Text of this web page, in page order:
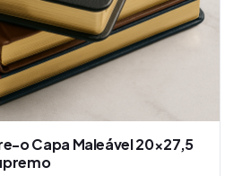
o Capa Maleável 20×27,5